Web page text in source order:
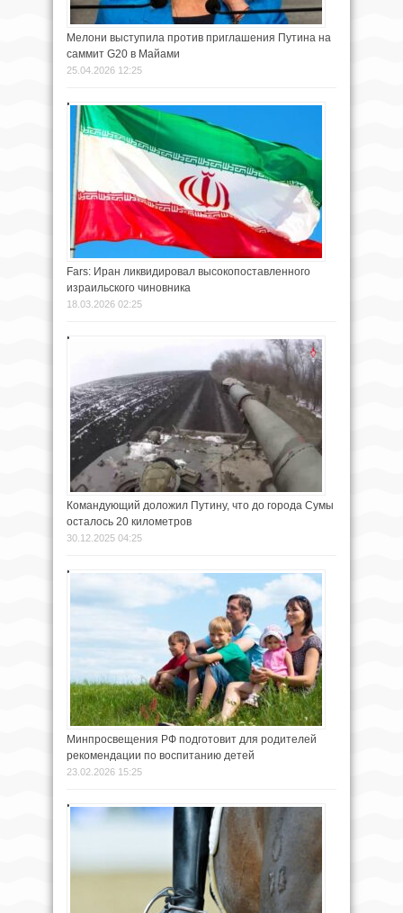
Мелони выступила против приглашения Путина на
саммит G20 в Майами
25.04.2026 12:25
Fars: Иран ликвидировал высокопоставленного
израильского чиновника
18.03.2026 02:25
Командующий доложил Путину, что до города Сумы
осталось 20 километров
30.12.2025 04:25
Минпросвещения РФ подготовит для родителей
рекомендации по воспитанию детей
23.02.2026 15:25